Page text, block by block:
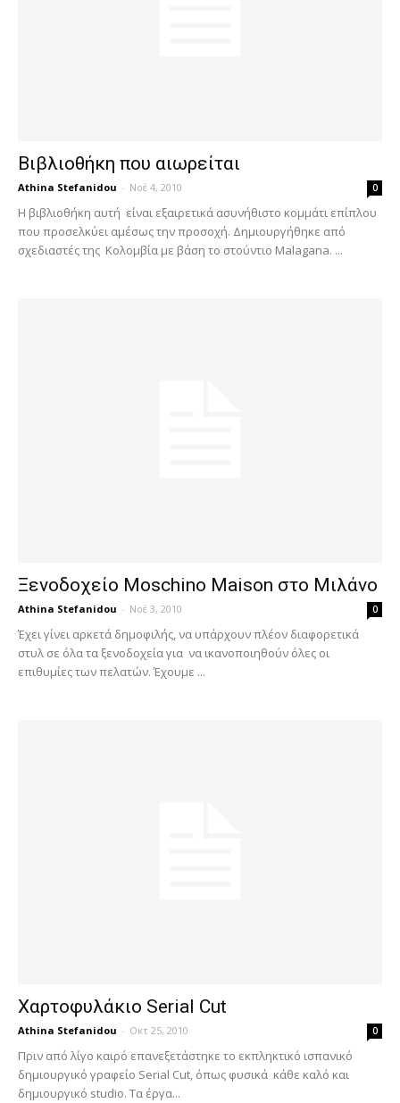
Βιβλιοθήκη που αιωρείται
Athina Stefanidou - Νοέ 4, 2010 0
Η βιβλιοθήκη αυτή είναι εξαιρετικά ασυνήθιστο κομμάτι επίπλου
που προσελκύει αμέσως την προσοχή. Δημιουργήθηκε από
σχεδιαστές της Κολομβία με βάση το στούντιο Malagana. ...
Ξενοδοχείο Moschino Maison στο Μιλάνο
Athina Stefanidou - Νοέ 3, 2010 0
Έχει γίνει αρκετά δημοφιλής, να υπάρχουν πλέον διαφορετικά
στυλ σε όλα τα ξενοδοχεία για να ικανοποιηθούν όλες οι
επιθυμίες των πελατών. Έχουμε ...
Χαρτοφυλάκιο Serial Cut
Athina Stefanidou - Οκτ 25, 2010 0
Πριν από λίγο καιρό επανεξετάστηκε το εκπληκτικό ισπανικό
δημιουργικό γραφείο Serial Cut, όπως φυσικά κάθε καλό και
δημιουργικό studio. Τα έργα...